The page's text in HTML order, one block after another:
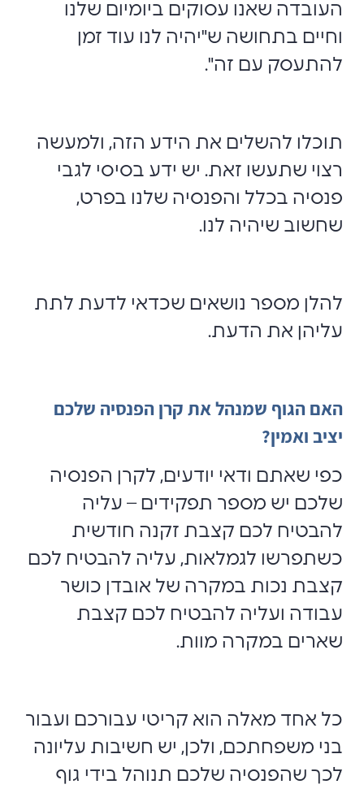
העובדה שאנו עסוקים ביומיום שלנו
וחיים בתחושה ש"יהיה לנו עוד זמן
להתעסק עם זה".
תוכלו להשלים את הידע הזה, ולמעשה
רצוי שתעשו זאת. יש ידע בסיסי לגבי
פנסיה בכלל והפנסיה שלנו בפרט,
שחשוב שיהיה לנו.
להלן מספר נושאים שכדאי לדעת לתת
עליהן את הדעת.
האם הגוף שמנהל את קרן הפנסיה שלכם
יציב ואמין?
כפי שאתם ודאי יודעים, לקרן הפנסיה
שלכם יש מספר תפקידים – עליה
להבטיח לכם קצבת זקנה חודשית
כשתפרשו לגמלאות, עליה להבטיח לכם
קצבת נכות במקרה של אובדן כושר
עבודה ועליה להבטיח לכם קצבת
שארים במקרה מוות.
כל אחד מאלה הוא קריטי עבורכם ועבור
בני משפחתכם, ולכן, יש חשיבות עליונה
לכך שהפנסיה שלכם תנוהל בידי גוף